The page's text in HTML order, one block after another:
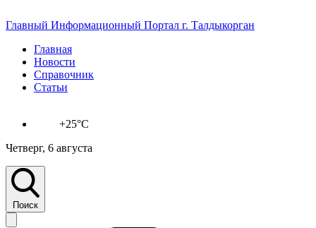
Главный Информационный Портал г. Талдыкорган
Главная
Новости
Справочник
Статьи
+25°C
Четверг, 6 августа
Поиск